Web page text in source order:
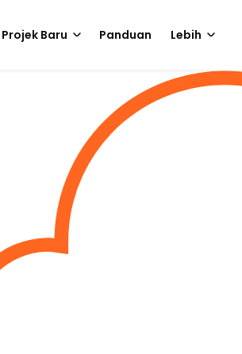
Projek Baru Panduan Lebih